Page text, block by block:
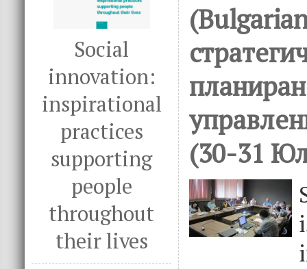
Social
innovation:
inspirational
practices
supporting
people
throughout
their lives
(30-31